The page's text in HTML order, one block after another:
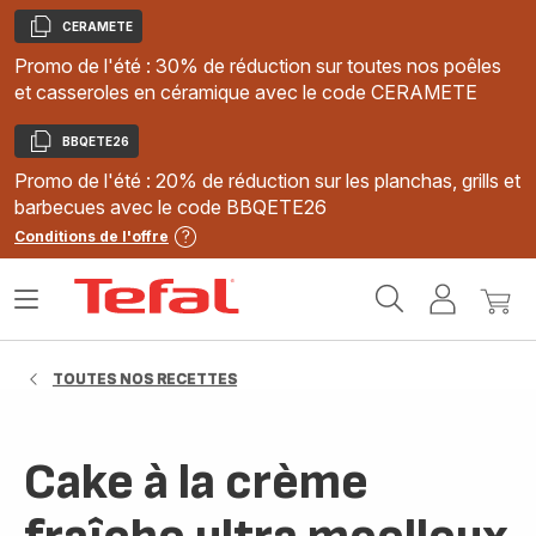
Copier
CERAMETE
Promo de l'été : 30% de réduction sur toutes nos poêles
et casseroles en céramique avec le code CERAMETE
Copier
BBQETE26
Promo de l'été : 20% de réduction sur les planchas, grills et
barbecues avec le code BBQETE26
Conditions de l'offre
MonMon
Ouvrir
TOUTES NOS RECETTES
Cake à la crème